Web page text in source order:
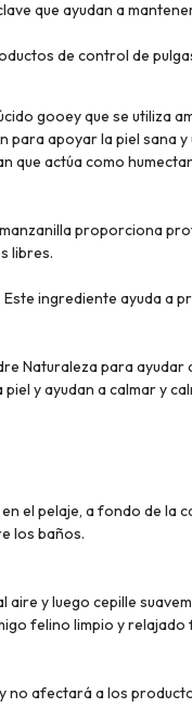
que ayudan a
de control de
gooey que se utiliza
apoyar la piel sana
actúa como
proporciona
libres.
ingrediente ayuda
Naturaleza para
y ayudan a calmar y
el pelaje, a fondo de la
los baños.
y luego cepille
felino limpio y
no afectará a los